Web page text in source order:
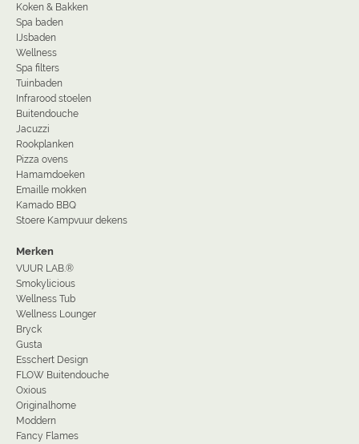
Koken & Bakken
Spa baden
IJsbaden
Wellness
Spa filters
Tuinbaden
Infrarood stoelen
Buitendouche
Jacuzzi
Rookplanken
Pizza ovens
Hamamdoeken
Emaille mokken
Kamado BBQ
Stoere Kampvuur dekens
Merken
VUUR LAB.®
Smokylicious
Wellness Tub
Wellness Lounger
Bryck
Gusta
Esschert Design
FLOW Buitendouche
Oxious
Originalhome
Moddern
Fancy Flames